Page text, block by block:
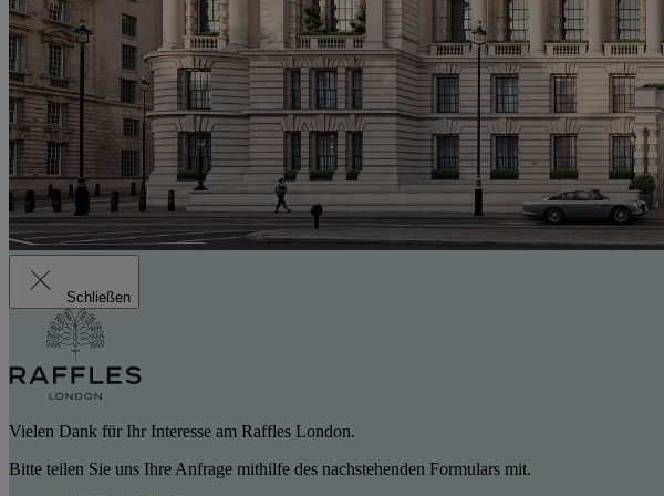
Schließen
Vielen Dank für Ihr Interesse am Raffles London.
Bitte teilen Sie uns Ihre Anfrage mithilfe des nachstehenden Formulars mit.